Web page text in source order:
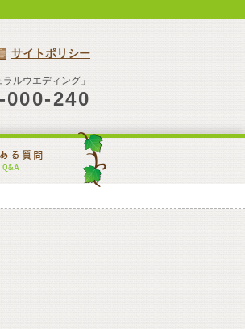
サイトポリシー
ルウエディング」
000-240